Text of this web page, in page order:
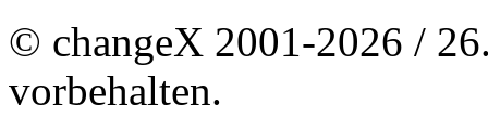
© changeX 2001-2026 /
vorbehalten.